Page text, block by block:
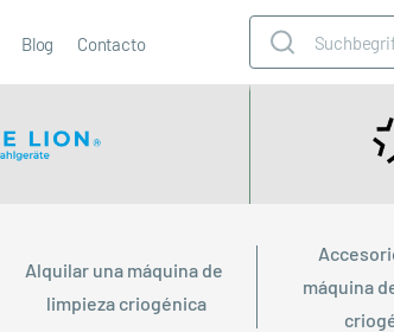
Blog Contacto
Alquilar una máquina de
limpieza criogénica
máquina